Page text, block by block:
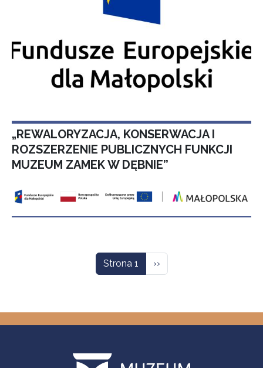
„REWALORYZACJA, KONSERWACJA I
ROZSZERZENIE PUBLICZNYCH FUNKCJI
MUZEUM ZAMEK W DĘBNIE”
Strona 1 Następna strona
››